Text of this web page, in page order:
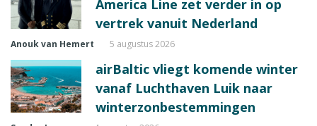
America Line zet verder in op
vertrek vanuit Nederland
Anouk van Hemert 5 augustus 2026
airBaltic vliegt komende winter
vanaf Luchthaven Luik naar
winterzonbestemmingen